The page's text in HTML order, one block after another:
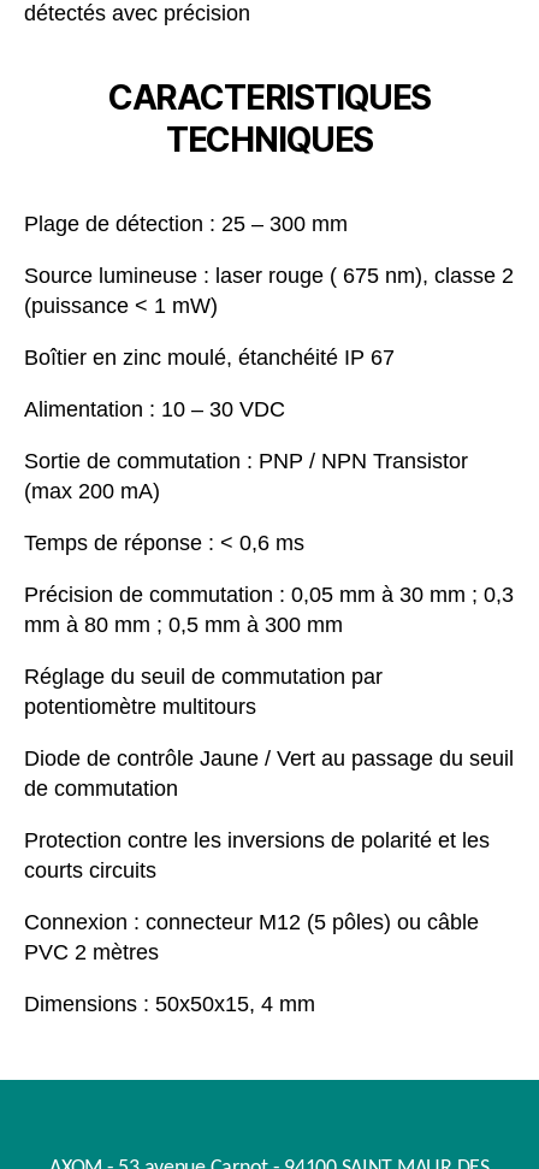
détectés avec précision
CARACTERISTIQUES
TECHNIQUES
Plage de détection : 25 – 300 mm
Source lumineuse : laser rouge ( 675 nm), classe 2
(puissance < 1 mW)
Boîtier en zinc moulé, étanchéité IP 67
Alimentation : 10 – 30 VDC
Sortie de commutation : PNP / NPN Transistor
(max 200 mA)
Temps de réponse : < 0,6 ms
Précision de commutation : 0,05 mm à 30 mm ; 0,3
mm à 80 mm ; 0,5 mm à 300 mm
Réglage du seuil de commutation par
potentiomètre multitours
Diode de contrôle Jaune / Vert au passage du seuil
de commutation
Protection contre les inversions de polarité et les
courts circuits
Connexion : connecteur M12 (5 pôles) ou câble
PVC 2 mètres
Dimensions : 50x50x15, 4 mm